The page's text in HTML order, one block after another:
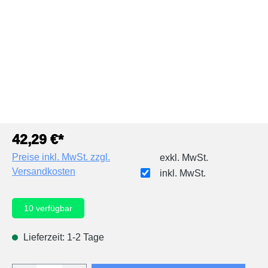
42,29 €*
Preise inkl. MwSt. zzgl.
Versandkosten
exkl. MwSt.
inkl. MwSt.
10 verfügbar
Lieferzeit: 1-2 Tage